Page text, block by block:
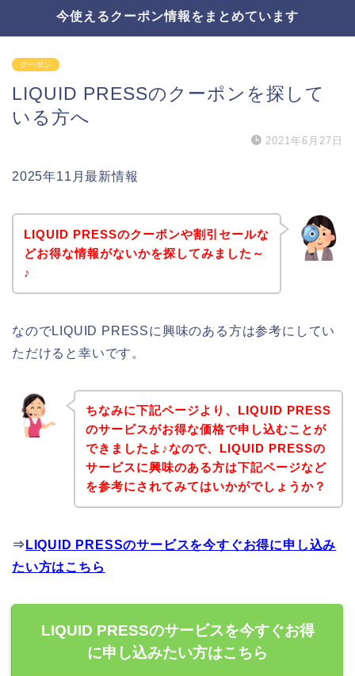
今使えるクーポン情報をまとめています
クーポン
LIQUID PRESSのクーポンを探して
いる方へ
2021年6月27日
2025年11月最新情報
LIQUID PRESSのクーポンや割引セールな
どお得な情報がないかを探してみました～
♪
なのでLIQUID PRESSに興味のある方は参考にしてい
ただけると幸いです。
ちなみに下記ページより、LIQUID PRESS
のサービスがお得な価格で申し込むことが
できましたよ♪なので、LIQUID PRESSの
サービスに興味のある方は下記ページなど
を参考にされてみてはいかがでしょうか？
⇒ LIQUID PRESSのサービスを今すぐお得に申し込み
たい方はこちら
LIQUID PRESSのサービスを今すぐお得
に申し込みたい方はこちら